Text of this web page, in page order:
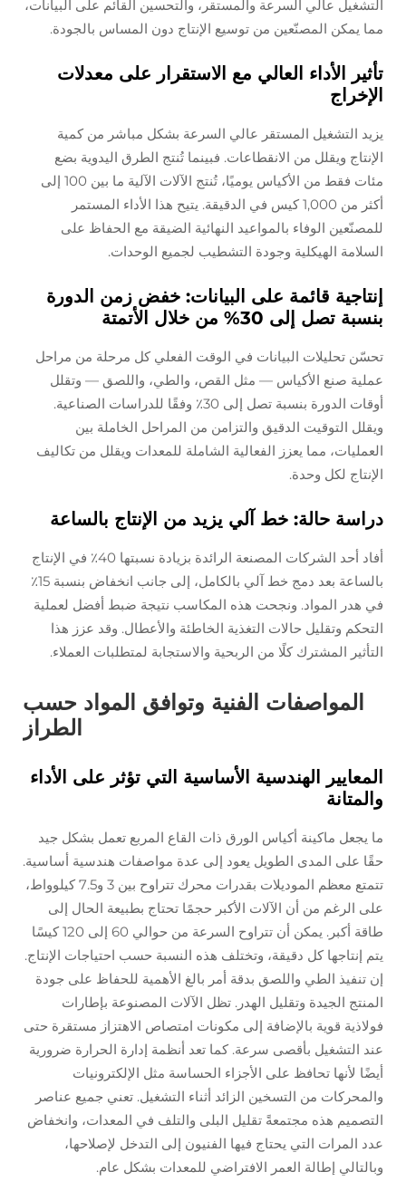
التشغيل عالي السرعة والمستقر، والتحسين القائم على البيانات،
مما يمكن المصنّعين من توسيع الإنتاج دون المساس بالجودة.
تأثير الأداء العالي مع الاستقرار على معدلات
الإخراج
يزيد التشغيل المستقر عالي السرعة بشكل مباشر من كمية
الإنتاج ويقلل من الانقطاعات. فبينما تُنتج الطرق اليدوية بضع
مئات فقط من الأكياس يوميًا، تُنتج الآلات الآلية ما بين 100 إلى
أكثر من 1,000 كيس في الدقيقة. يتيح هذا الأداء المستمر
للمصنّعين الوفاء بالمواعيد النهائية الضيقة مع الحفاظ على
السلامة الهيكلية وجودة التشطيب لجميع الوحدات.
إنتاجية قائمة على البيانات: خفض زمن الدورة
بنسبة تصل إلى 30% من خلال الأتمتة
تحسّن تحليلات البيانات في الوقت الفعلي كل مرحلة من مراحل
عملية صنع الأكياس — مثل القص، والطي، واللصق — وتقلل
أوقات الدورة بنسبة تصل إلى 30٪ وفقًا للدراسات الصناعية.
ويقلل التوقيت الدقيق والتزامن من المراحل الخاملة بين
العمليات، مما يعزز الفعالية الشاملة للمعدات ويقلل من تكاليف
الإنتاج لكل وحدة.
دراسة حالة: خط آلي يزيد من الإنتاج بالساعة
أفاد أحد الشركات المصنعة الرائدة بزيادة نسبتها 40٪ في الإنتاج
بالساعة بعد دمج خط آلي بالكامل، إلى جانب انخفاض بنسبة 15٪
في هدر المواد. ونجحت هذه المكاسب نتيجة ضبط أفضل لعملية
التحكم وتقليل حالات التغذية الخاطئة والأعطال. وقد عزز هذا
التأثير المشترك كلًا من الربحية والاستجابة لمتطلبات العملاء.
المواصفات الفنية وتوافق المواد حسب
الطراز
المعايير الهندسية الأساسية التي تؤثر على الأداء
والمتانة
ما يجعل ماكينة أكياس الورق ذات القاع المربع تعمل بشكل جيد
حقًا على المدى الطويل يعود إلى عدة مواصفات هندسية أساسية.
تتمتع معظم الموديلات بقدرات محرك تتراوح بين 3 و7.5 كيلوواط،
على الرغم من أن الآلات الأكبر حجمًا تحتاج بطبيعة الحال إلى
طاقة أكبر. يمكن أن تتراوح السرعة من حوالي 60 إلى 120 كيسًا
يتم إنتاجها كل دقيقة، وتختلف هذه النسبة حسب احتياجات الإنتاج.
إن تنفيذ الطي واللصق بدقة أمر بالغ الأهمية للحفاظ على جودة
المنتج الجيدة وتقليل الهدر. تظل الآلات المصنوعة بإطارات
فولاذية قوية بالإضافة إلى مكونات امتصاص الاهتزاز مستقرة حتى
عند التشغيل بأقصى سرعة. كما تعد أنظمة إدارة الحرارة ضرورية
أيضًا لأنها تحافظ على الأجزاء الحساسة مثل الإلكترونيات
والمحركات من التسخين الزائد أثناء التشغيل. تعني جميع عناصر
التصميم هذه مجتمعةً تقليل البلى والتلف في المعدات، وانخفاض
عدد المرات التي يحتاج فيها الفنيون إلى التدخل لإصلاحها،
وبالتالي إطالة العمر الافتراضي للمعدات بشكل عام.